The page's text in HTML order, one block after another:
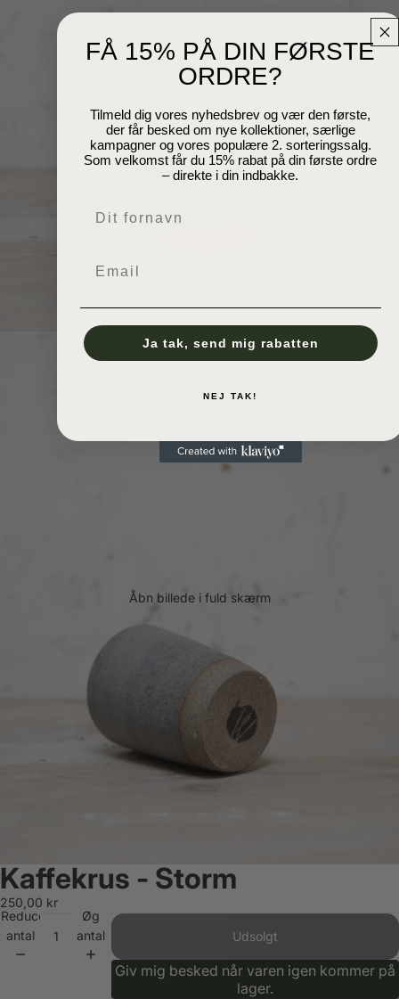
Åbn billede i fuld skærm
Åbn billede i fuld skærm
Kaffekrus - Storm
250,00 kr
Reducer
antal
Øg
antal
Udsolgt
Giv mig besked når varen igen kommer på
lager.
FÅ 15% PÅ DIN FØRSTE
ORDRE?
Tilmeld dig vores nyhedsbrev og vær den første,
der får besked om nye kollektioner, særlige
kampagner og vores populære 2. sorteringssalg.
Som velkomst får du 15% rabat på din første ordre
– direkte i din indbakke.
Ja tak, send mig rabatten
NEJ TAK!